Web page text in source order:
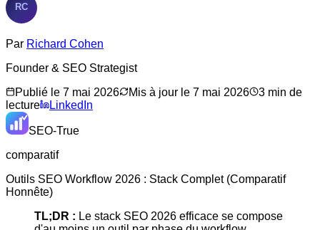
Par Richard Cohen
Founder & SEO Strategist
Publié le 7 mai 2026 Mis à jour le 7 mai 2026 3 min de
lecture
LinkedIn
SEO-True
comparatif
Outils SEO Workflow 2026 : Stack Complet (Comparatif
Honnête)
TL;DR : Le stack SEO 2026 efficace se compose